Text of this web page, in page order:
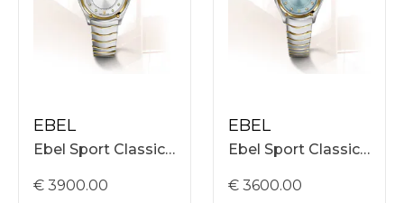
EBEL
Ebel Sport Classic 33mm, Stalen En 18Kt Goud Band, Zilverkleurige Met 8 Diamanten (0,031Ct) Wijzerplaat, 5 ATM, Swiss Movement 1216739
€ 3900.00
EBEL
Ebel Sport Classic 29mm, Stalen En 18Kt Goud Band, Blauwe Met 8 Diamanten (0,031Ct) Wijzerplaat, 5 ATM, Swiss Movement 1216731
€ 3600.00